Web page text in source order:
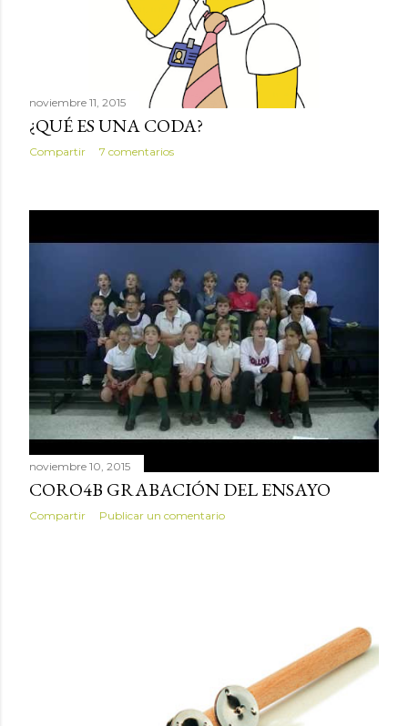
noviembre 11, 2015
¿QUÉ ES UNA CODA?
Compartir 7 comentarios
noviembre 10, 2015
CORO4B GRABACIÓN DEL ENSAYO
Compartir Publicar un comentario